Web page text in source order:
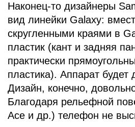
Наконец-то дизайнеры
вид линейки Galaxy:
скругленными краями в
пластик (кант и задняя
практически
пластика). Аппарат
Дизайн, конечно,
Благодаря рельефной
Ace и др.) телефон не